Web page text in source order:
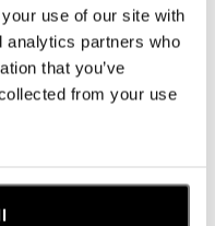
use of our site with
analytics partners who
that you’ve
from your use